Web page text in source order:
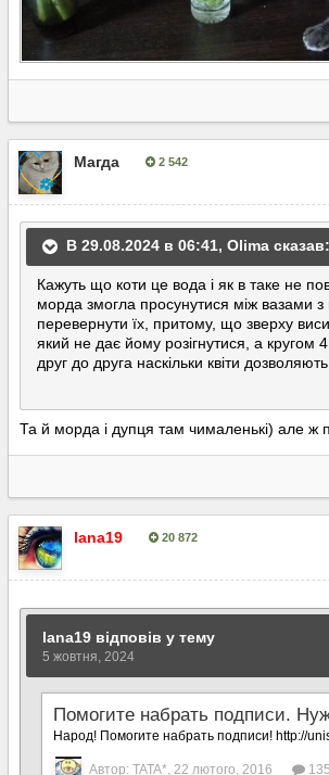
Магда 2 542
В 29.08.2024 в 06:41, Olima сказав:
Кажуть що коти це вода і як в таке не
морда змогла просунутися між вазами з
перевернути їх, притому, що зверху
який не дає йому розігнутися, а кругом
друг до друга наскільки квіти дозволяють.
Та й морда і дупця там чималенькі) але ж
lana19 20 872